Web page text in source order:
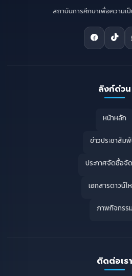
สถาบันการศึกษาเพื่อความเ
ลิงก์ด่วน
หน้าหลัก
ข่าวประชาสัม
ประกาศจัดซื้อจั
เอกสารดาวน์โ
ภาพกิจกรร
ติดต่อเรา